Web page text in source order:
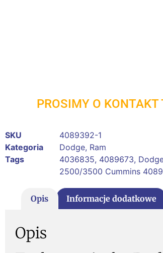
PROSIMY O KONTAKT
SKU
4089392-1
Kategoria
Dodge, Ram
Tags
4036835, 4089673,
2500/3500 Cummins
Opis Informacje dodatkowe
Opis